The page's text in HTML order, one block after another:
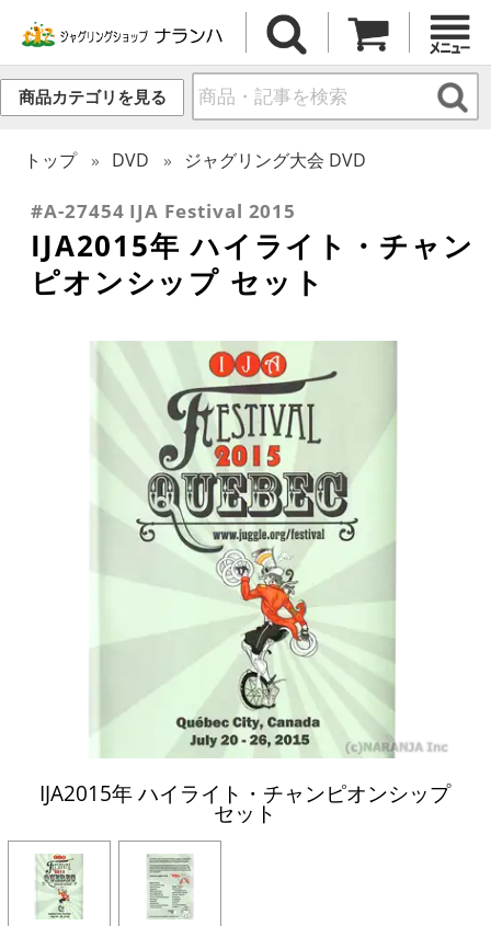
商品カテゴリを見る
トップ DVD ジャグリング大会 DVD
#A-27454 IJA Festival 2015
IJA2015年 ハイライト・チャン
ピオンシップ セット
IJA2015年 ハイライト・チャンピオンシップ
セット